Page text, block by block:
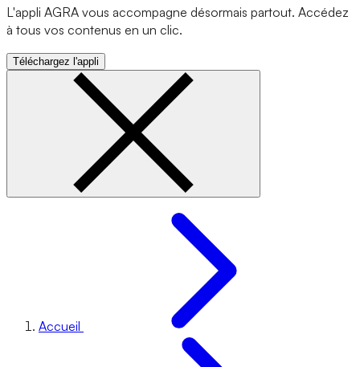
L'appli AGRA vous accompagne désormais partout. Accédez
à tous vos contenus en un clic.
Téléchargez l'appli
Accueil